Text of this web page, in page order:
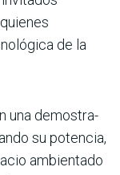
de la
una demostra­
su potencia,
ambientado